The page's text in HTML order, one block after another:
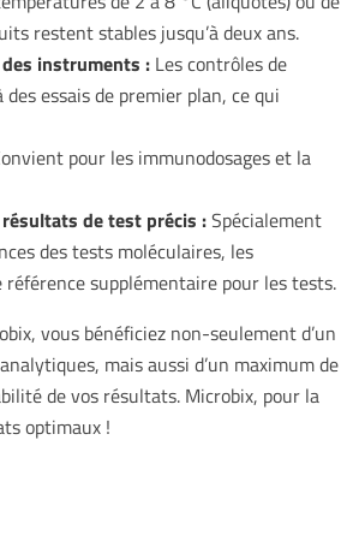
restent stables jusqu’à deux ans.
instruments : Les contrôles de
essais de premier plan, ce qui
pour les immunodosages et la
de test précis :Spécialement
des tests moléculaires, les
supplémentaire pour les tests.
vous bénéficiez non-seulement d’un
mais aussi d’un maximum de
de vos résultats. Microbix, pour la
optimaux !